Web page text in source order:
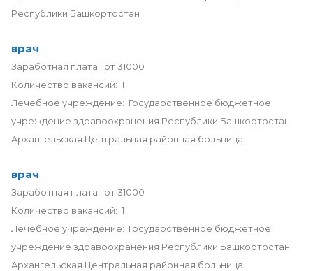
Республики Башкортостан
врач
Заработная плата: от 31000
Количество вакансий: 1
Лечебное учреждение: Государственное бюджетное
учреждение здравоохранения Республики Башкортостан
Архангельская Центральная районная больница
врач
Заработная плата: от 31000
Количество вакансий: 1
Лечебное учреждение: Государственное бюджетное
учреждение здравоохранения Республики Башкортостан
Архангельская Центральная районная больница